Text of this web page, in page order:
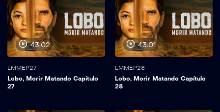
43:02
LMMEP27
Lobo, Morir Matando Capítulo
27
43:01
LMMEP28
Lobo, Morir Matando Capítulo
28